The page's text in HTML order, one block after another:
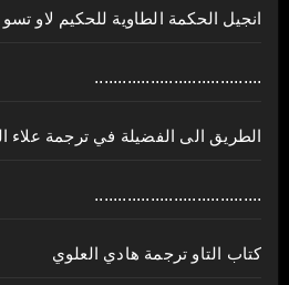
انجيل الحكمة الطاوية للحكيم لاو تسو
....................................
الطريق الى الفضيلة في ترجمة علاء
....................................
كتاب التاو ترجمة هادي العلوي